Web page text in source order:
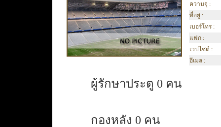
ความจุ :
ที่อยู่ :
เบอร์โทร :
แฟก :
เวปไซต์ :
อีเมล :
ผู้รักษาประตู 0 คน
กองหลัง 0 คน